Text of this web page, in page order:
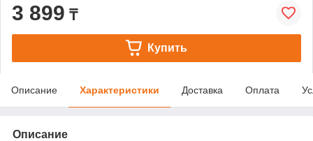
3 899 ₸
Купить
Описание Характеристики Доставка Оплата
Описание